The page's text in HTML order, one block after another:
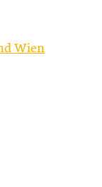
Wien